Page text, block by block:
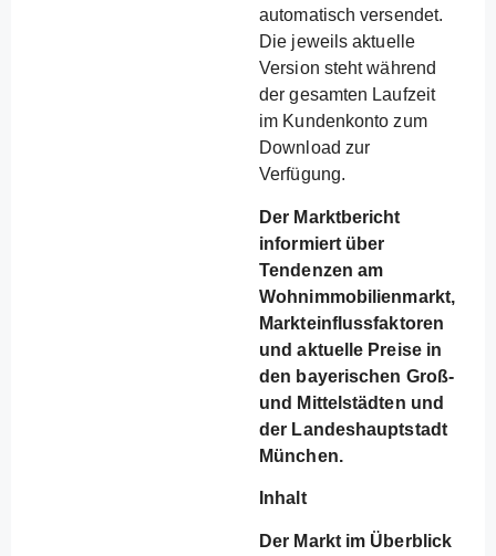
automatisch versendet.
Die jeweils aktuelle
Version steht während
der gesamten Laufzeit
im Kundenkonto zum
Download zur
Verfügung.
Der Marktbericht
informiert über
Tendenzen am
Wohnimmobilienmarkt,
Markteinflussfaktoren
und aktuelle Preise in
den bayerischen Groß-
und Mittelstädten und
der Landeshauptstadt
München.
Inhalt
Der Markt im Überblick